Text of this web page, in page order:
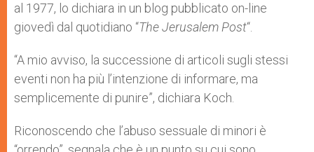
al 1977, lo dichiara in un blog pubblicato on-line
giovedì dal quotidiano “The Jerusalem Post“.
“A mio avviso, la successione di articoli sugli stessi
eventi non ha più l’intenzione di informare, ma
semplicemente di punire”, dichiara Koch.
Riconoscendo che l’abuso sessuale di minori è